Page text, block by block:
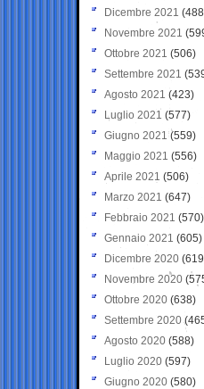
Dicembre 2021
Novembre 2021
Ottobre 2021 (506)
Settembre 2021
Agosto 2021 (423)
Luglio 2021 (577)
Giugno 2021(559)
Maggio 2021 (556)
Aprile 2021 (506)
Marzo 2021 (647)
Febbraio 2021 (570)
Gennaio 2021 (605)
Dicembre 2020
Novembre 2020
Ottobre 2020 (638)
Settembre 2020
Agosto 2020 (588)
Luglio 2020 (597)
Giugno 2020 (580)